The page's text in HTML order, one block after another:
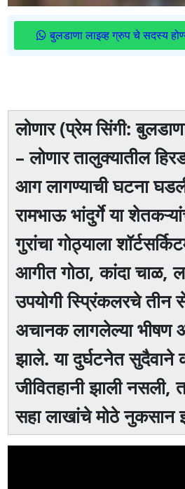
बुलडाणा लाइव्ह ग्रुप चे सदस्य
लोणार (प्रेम सिंगी:
– लोणार तालुक्यातील
आग लागण्याची घटना
रामभाऊ भांदुर्गे या
गुरांचा गोठ्याला
आगीत गोठा, कांदा चाळ,
उपयोगी स्प्रिंकलरचे तीन
अचानक लागलेल्या
झाले. या दुर्घटनेत सुदैवाने
जीवितहानी झाली नसली,
सहा लाखांचे मोठे